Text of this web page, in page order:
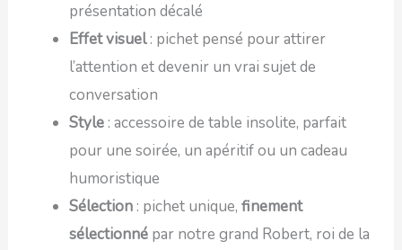
présentation décalé
Effet visuel: pichet pensé pour attirer
l’attention et devenir un vrai sujet de
conversation
Style : accessoire de table insolite, parfait
pour une soirée, un apéritif ou un cadeau
humoristique
Sélection : pichet unique,finement
sélectionné par notre grand Robert, roi de la